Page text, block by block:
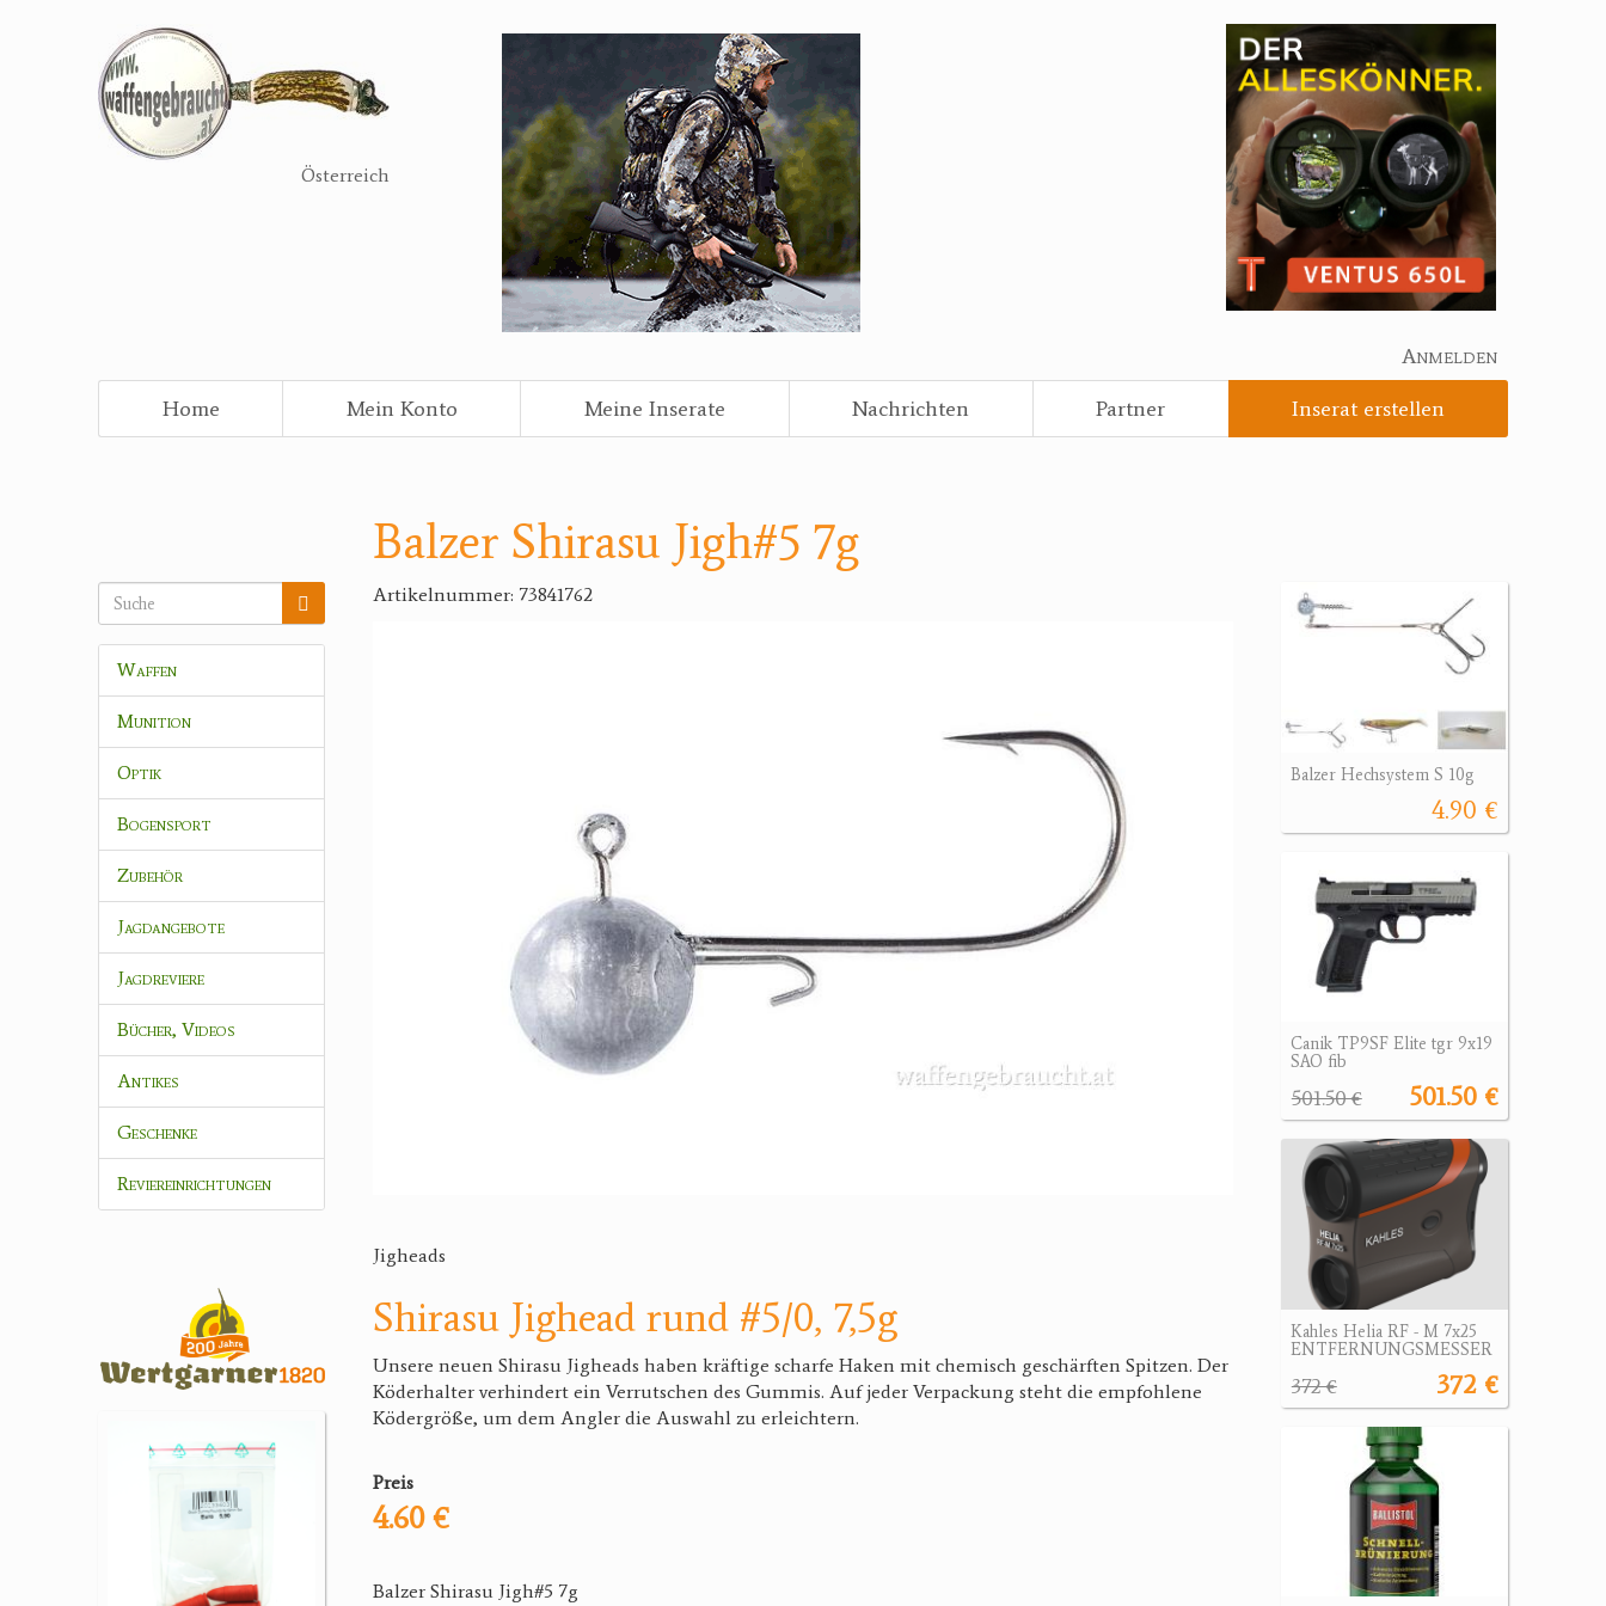
Österreich
Anmelden
Home
Mein Konto Meine Inserate Nachrichten Partner Inserat erstellen
Waffen
Munition
Optik
Bogensport
Zubehör
Jagdangebote
Jagdreviere
Bücher, Videos
Antikes
Geschenke
Reviereinrichtungen
Balzer Shirasu Jigh#5 7g
Artikelnummer: 73841762
Jigheads
Shirasu Jighead rund #5/0, 7,5g
Unsere neuen Shirasu Jigheads haben kräftige scharfe Haken mit chemisch geschärften Spitzen. Der
Köderhalter verhindert ein Verrutschen des Gummis. Auf jeder Verpackung steht die empfohlene
Ködergröße, um dem Angler die Auswahl zu erleichtern.
Preis
4.60 €
Balzer Shirasu Jigh#5 7g
Balzer Hechsystem S 10g
4.90 €
Canik TP9SF Elite tgr 9x19
SAO fib
501.50 €
501.50 €
Kahles Helia RF - M 7x25
ENTFERNUNGSMESSER
372 €
372 €